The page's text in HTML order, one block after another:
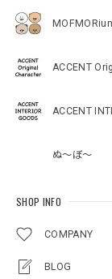
ACCENT
ACCENT
ぬ～ぼ～
SHOP INFO
COMPANY
BLOG